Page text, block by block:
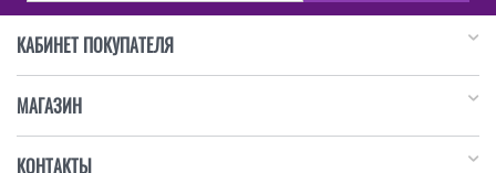
КАБИНЕТ ПОКУПАТЕЛЯ
МАГАЗИН
КОНТАКТЫ